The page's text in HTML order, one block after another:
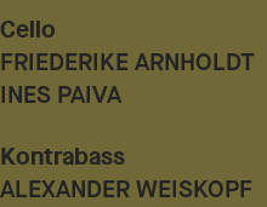
Cello
FRIEDERIKE ARNHOLDT
INES PAIVA
Kontrabass
ALEXANDER WEISKOPF